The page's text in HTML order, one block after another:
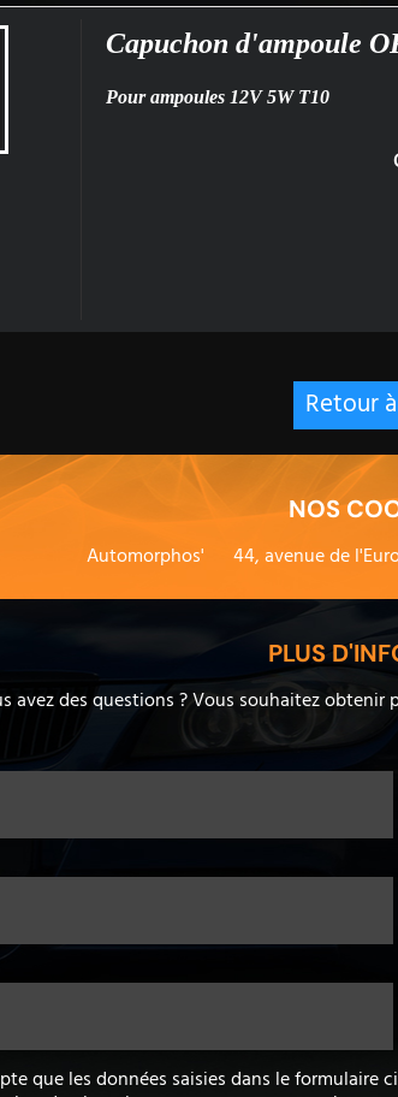
Capuchon d'ampoule
Pour ampoules 12V 5W T10
Retour
NOS
Automorphos'
44, avenue de
PLUS
avez des questions ? Vous souhaitez
que les données saisies dans le